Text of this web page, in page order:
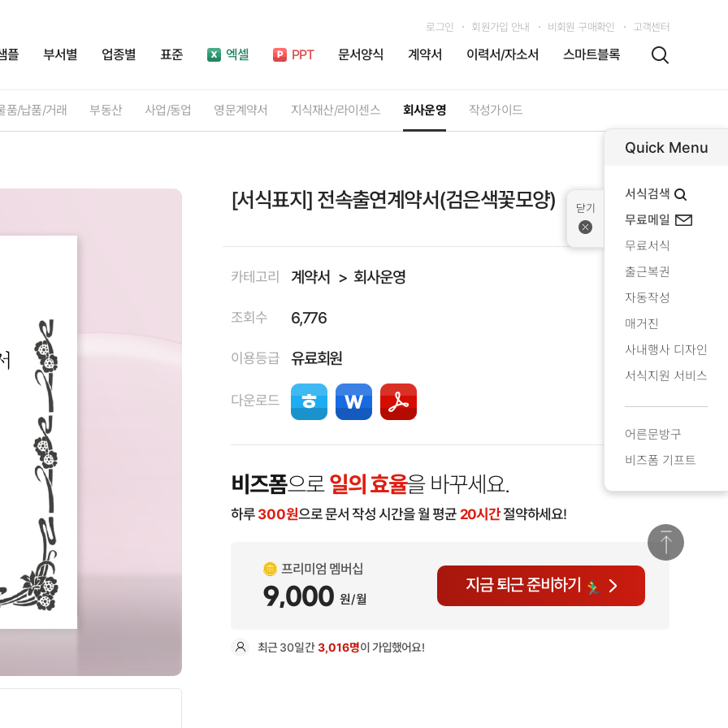
플 부서별 업종별 표준 엑셀 PPT 문서양식 계약서 이력서/자소서 스마트블록
로그인 회원가입 안내 비회원 구매확인 고객센터
품/납품/거래 부동산 사업/동업 영문계약서 지식재산/라이센스 회사운영 작성가이드
[서식표지] 전속출연계약서(검은색꽃모양)
카테고리 계약서 회사운영
조회수 6,776
이용등급 유료회원
다운로드
비즈폼으로일의 효율을 바꾸세요.
하루 300원으로 문서 작성 시간을 월 평균 20시간절약하세요!
프리미엄 멤버십
9,000 원/월
지금 퇴근 준비하기
최근30일간3,016명이 가입했어요!
Quick Menu
서식검색
무료메일
무료서식
출근복권
자동작성
매거진
사내행사 디자인
서식지원 서비스
어른문방구
비즈폼 기프트